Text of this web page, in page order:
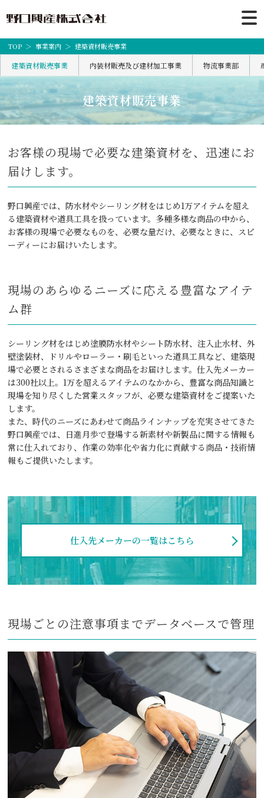
TOP 事業案内 建築資材販売事業
建築資材販売事業 内装材販売及び建材加工事業 物流事業部
建築資材販売事業
お客様の現場で必要な建築資材を、迅速にお
届けします。
野口興産では、防水材やシーリング材をはじめ1万アイテムを超え
る建築資材や道具工具を扱っています。多種多様な商品の中から、
お客様の現場で必要なものを、必要な量だけ、必要なときに、スピ
ーディーにお届けいたします。
現場のあらゆるニーズに応える豊富なアイテ
ム群
シーリング材をはじめ塗膜防水材やシート防水材、注入止水材、外
壁塗装材、ドリルやローラー・刷毛といった道具工具など、建築現
場で必要とされるさまざまな商品をお届けします。仕入先メーカー
は300社以上。1万を超えるアイテムのなかから、豊富な商品知識と
現場を知り尽くした営業スタッフが、必要な建築資材をご提案いた
します。
また、時代のニーズにあわせて商品ラインナップを充実させてきた
野口興産では、日進月歩で登場する新素材や新製品に関する情報も
常に仕入れており、作業の効率化や省力化に貢献する商品・技術情
報もご提供いたします。
仕入先メーカーの一覧はこちら
現場ごとの注意事項までデータベースで管理